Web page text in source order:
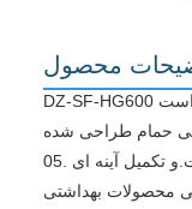
محصول
DZ-SF-HG600 یک ماشین پولیش تخصصی با درخشش بالا است
حمام طراحی شده
است.و تکمیل آینه ای .05μm بر روی قطعات حمام مس و فولاد
محصولات بهداشتی